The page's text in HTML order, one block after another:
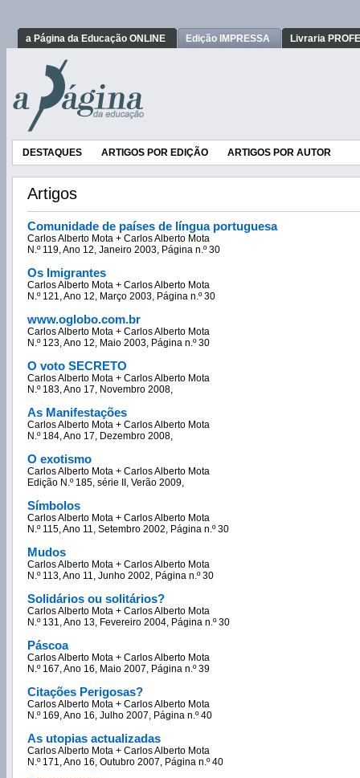
a Página da Educação ONLINE Edição IMPRESSA Livraria
DESTAQUES ARTIGOS POR EDIÇÃO ARTIGOS POR AUTOR
Artigos
Comunidade de países de língua portuguesa
Carlos Alberto Mota + Carlos Alberto Mota
N.º 119, Ano 12, Janeiro 2003, Página n.º 30
Os Imigrantes
Carlos Alberto Mota + Carlos Alberto Mota
N.º 121, Ano 12, Março 2003, Página n.º 30
www.oglobo.com.br
Carlos Alberto Mota + Carlos Alberto Mota
N.º 123, Ano 12, Maio 2003, Página n.º 30
O voto SECRETO
Carlos Alberto Mota + Carlos Alberto Mota
N.º 183, Ano 17, Novembro 2008,
As Manifestações
Carlos Alberto Mota + Carlos Alberto Mota
N.º 184, Ano 17, Dezembro 2008,
O exotismo
Carlos Alberto Mota + Carlos Alberto Mota
Edição N.º 185, série II, Verão 2009,
Símbolos
Carlos Alberto Mota + Carlos Alberto Mota
N.º 115, Ano 11, Setembro 2002, Página n.º 30
Mudos
Carlos Alberto Mota + Carlos Alberto Mota
N.º 113, Ano 11, Junho 2002, Página n.º 30
Solidários ou solitários?
Carlos Alberto Mota + Carlos Alberto Mota
N.º 131, Ano 13, Fevereiro 2004, Página n.º 30
Páscoa
Carlos Alberto Mota + Carlos Alberto Mota
N.º 167, Ano 16, Maio 2007, Página n.º 39
Citações Perigosas?
Carlos Alberto Mota + Carlos Alberto Mota
N.º 169, Ano 16, Julho 2007, Página n.º 40
As utopias actualizadas
Carlos Alberto Mota + Carlos Alberto Mota
N.º 171, Ano 16, Outubro 2007, Página n.º 40